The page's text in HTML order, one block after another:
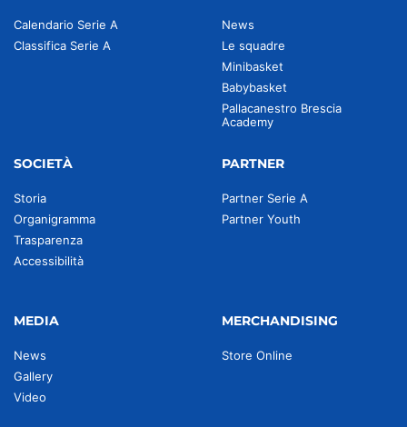
Calendario Serie A
Classifica Serie A
News
Le squadre
Minibasket
Babybasket
Pallacanestro Brescia
Academy
SOCIETÀ
Storia
Organigramma
Trasparenza
Accessibilità
PARTNER
Partner Serie A
Partner Youth
MEDIA
News
Gallery
Video
MERCHANDISING
Store Online